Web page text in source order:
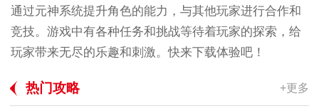
通过元神系统提升角色的能力，与其他玩家进行合作和
竞技。游戏中有各种任务和挑战等待着玩家的探索，给
玩家带来无尽的乐趣和刺激。快来下载体验吧！
热门攻略 +更多